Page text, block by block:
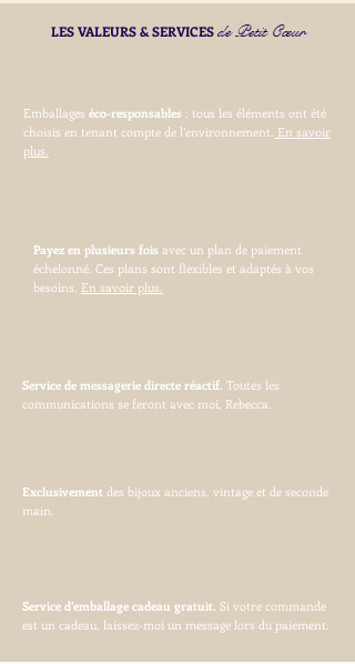
LES VALEURS & SERVICESde Petit Cœur
Emballages éco-responsables : tous les éléments ont été
choisis en tenant compte de l’environnement. En savoir
plus.
Payez en plusieurs fois avec un plan de paiement
échelonné. Ces plans sont flexibles et adaptés à vos
besoins. En savoir plus.
Service de messagerie directe réactif. Toutes les
communications se feront avec moi, Rebecca.
Exclusivement des bijoux anciens, vintage et de seconde
main.
Service d’emballage cadeau gratuit. Si votre commande
est un cadeau, laissez-moi un message lors du paiement.